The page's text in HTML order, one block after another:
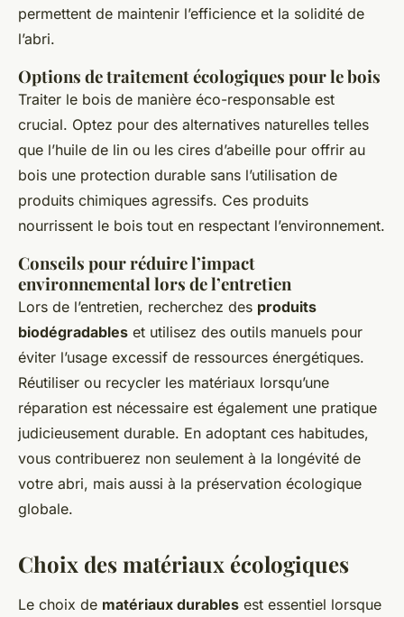
permettent de maintenir l’efficience et la solidité de
l’abri.
Options de traitement écologiques pour le bois
Traiter le bois de manière éco-responsable est
crucial. Optez pour des alternatives naturelles telles
que l’huile de lin ou les cires d’abeille pour offrir au
bois une protection durable sans l’utilisation de
produits chimiques agressifs. Ces produits
nourrissent le bois tout en respectant l’environnement.
Conseils pour réduire l’impact
environnemental lors de l’entretien
Lors de l’entretien, recherchez des produits
biodégradables et utilisez des outils manuels pour
éviter l’usage excessif de ressources énergétiques.
Réutiliser ou recycler les matériaux lorsqu’une
réparation est nécessaire est également une pratique
judicieusement durable. En adoptant ces habitudes,
vous contribuerez non seulement à la longévité de
votre abri, mais aussi à la préservation écologique
globale.
Choix des matériaux écologiques
Le choix de matériaux durables est essentiel lorsque